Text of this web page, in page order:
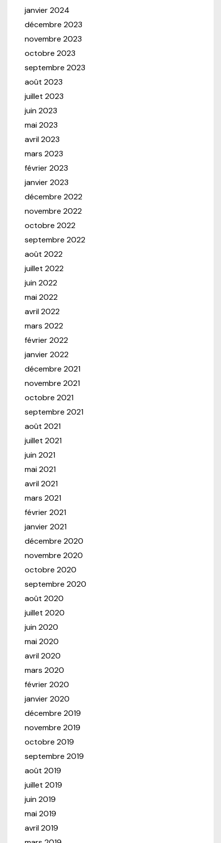
janvier 2024
décembre 2023
novembre 2023
octobre 2023
septembre 2023
août 2023
juillet 2023
juin 2023
mai 2023
avril 2023
mars 2023
février 2023
janvier 2023
décembre 2022
novembre 2022
octobre 2022
septembre 2022
août 2022
juillet 2022
juin 2022
mai 2022
avril 2022
mars 2022
février 2022
janvier 2022
décembre 2021
novembre 2021
octobre 2021
septembre 2021
août 2021
juillet 2021
juin 2021
mai 2021
avril 2021
mars 2021
février 2021
janvier 2021
décembre 2020
novembre 2020
octobre 2020
septembre 2020
août 2020
juillet 2020
juin 2020
mai 2020
avril 2020
mars 2020
février 2020
janvier 2020
décembre 2019
novembre 2019
octobre 2019
septembre 2019
août 2019
juillet 2019
juin 2019
mai 2019
avril 2019